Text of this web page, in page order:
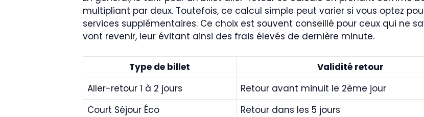
multipliant par deux. Toutefois, ce calcul simple peut varier si vous optez
services supplémentaires. Ce choix est souvent conseillé pour ceux qui ne
vont revenir, leur évitant ainsi des frais élevés de dernière minute.
Type de billet Validité retour
Aller-retour 1 à 2 jours
Retour avant minuit le 2ème jour
Court Séjour Éco
Retour dans les 5 jours